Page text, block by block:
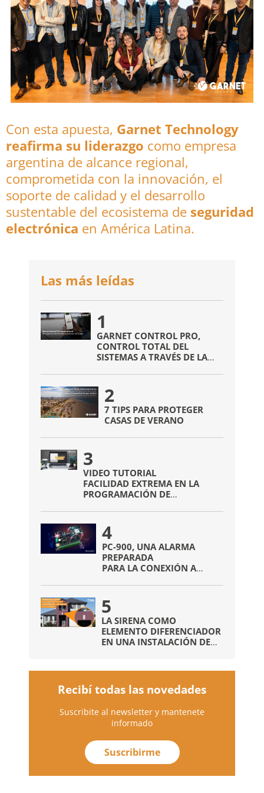
Con esta apuesta, Garnet Technology
reafirma su liderazgo como empresa
argentina de alcance regional,
comprometida con la innovación, el
soporte de calidad y el desarrollo
sustentable del ecosistema de seguridad
electrónica en América Latina.
Las más leídas
1
GARNET CONTROL PRO,
CONTROL TOTAL DEL
SISTEMAS A TRAVÉS DE LA
2
7 TIPS PARA PROTEGER
CASAS DE VERANO
3
VIDEO TUTORIAL
FACILIDAD EXTREMA EN LA
PROGRAMACIÓN DE
4
PC-900, UNA ALARMA
PREPARADA
PARA LA CONEXIÓN A
SIN NECESIDAD DE
COMUNICADORES EXTRAS
5
LA SIRENA COMO
ELEMENTO DIFERENCIADOR
EN UNA INSTALACIÓN DE
Recibí todas las novedades
Suscribite al newsletter y mantenete
informado
Suscribirme